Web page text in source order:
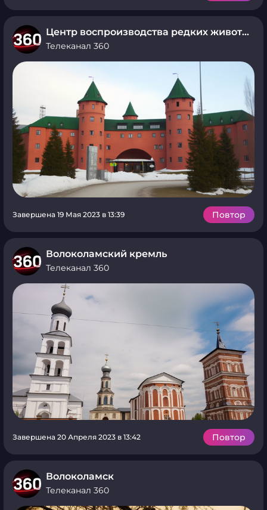
Центр воспроизводства редких животных
Телеканал 360
Завершена 19 Мая 2023 в 13:39 Повтор
Волоколамский кремль
Телеканал 360
Завершена 20 Апреля 2023 в 13:42 Повтор
Волоколамск
Телеканал 360